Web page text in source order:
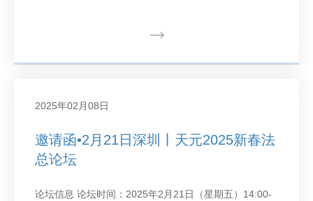
2025年02月08日
邀请函•2月21日深圳丨天元2025新春法
总论坛
论坛信息 论坛时间：2025年2月21日（星期五）14:00-